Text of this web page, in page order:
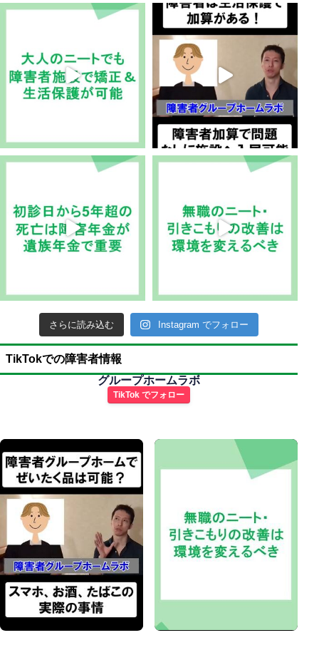
さらに読み込む Instagram でフォロー
TikTokでの障害者情報
グループホームラボ
TikTok でフォロー